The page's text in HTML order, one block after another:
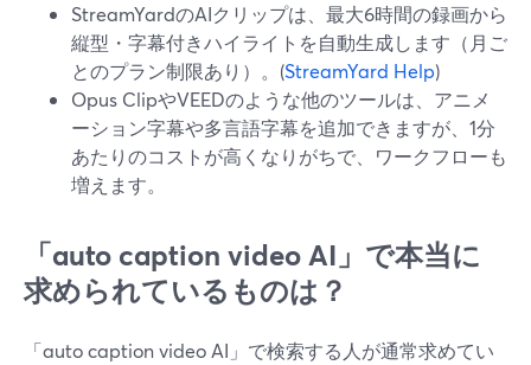
StreamYardのAIクリップは、最大6時間の録画から
縦型・字幕付きハイライトを自動生成します（月ご
とのプラン制限あり）。(StreamYard Help)
Opus ClipやVEEDのような他のツールは、アニメ
ーション字幕や多言語字幕を追加できますが、1分
あたりのコストが高くなりがちで、ワークフローも
増えます。
「auto caption video AI」で本当に
求められているものは？
「auto caption video AI」で検索する人が通常求めてい